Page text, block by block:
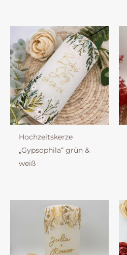
Hochzeitskerze
„Gypsophila“ grün &
weiß